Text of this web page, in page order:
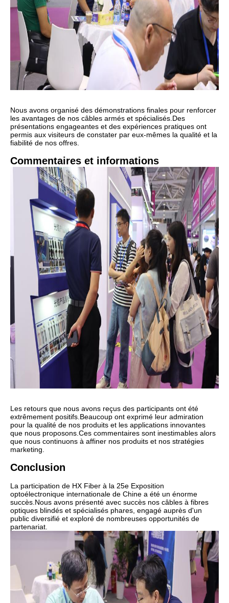
Nous avons organisé des démonstrations finales pour renforcer
les avantages de nos câbles armés et spécialisés. Des
présentations engageantes et des expériences pratiques ont
permis aux visiteurs de constater par eux-mêmes la qualité et la
fiabilité de nos offres.
Commentaires et informations
Les retours que nous avons reçus des participants ont été
extrêmement positifs. Beaucoup ont exprimé leur admiration
pour la qualité de nos produits et les applications innovantes
que nous proposons. Ces commentaires sont inestimables alors
que nous continuons à affiner nos produits et nos stratégies
marketing.
Conclusion
La participation de HX Fiber à la 25e Exposition
optoélectronique internationale de Chine a été un énorme
succès. Nous avons présenté avec succès nos câbles à fibres
optiques blindés et spécialisés phares, engagé auprès d'un
public diversifié et exploré de nombreuses opportunités de
partenariat.